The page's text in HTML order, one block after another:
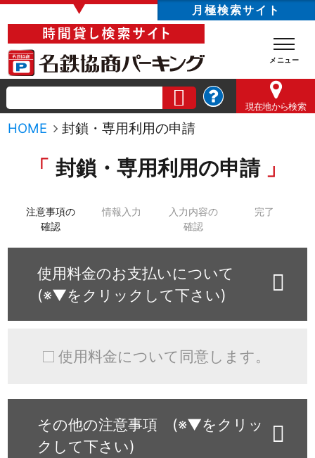
▼ 月極検索サイト
現在地から検索
HOME 封鎖・専用利用の申請
封鎖・専用利用の申請
注意事項の
確認
情報入力
入力内容の
確認
完了
使用料金のお支払いについて
(※▼をクリックして下さい)
使用料金について同意します。
その他の注意事項 (※▼をクリッ
クして下さい)